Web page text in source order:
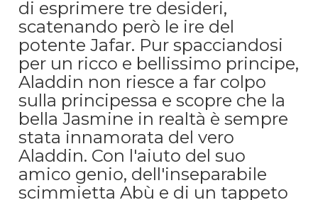
di esprimere tre desideri,
scatenando però le ire del
potente Jafar. Pur spacciandosi
per un ricco e bellissimo principe,
Aladdin non riesce a far colpo
sulla principessa e scopre che la
bella Jasmine in realtà è sempre
stata innamorata del vero
Aladdin. Con l'aiuto del suo
amico genio, dell'inseparabile
scimmietta Abù e di un tappeto